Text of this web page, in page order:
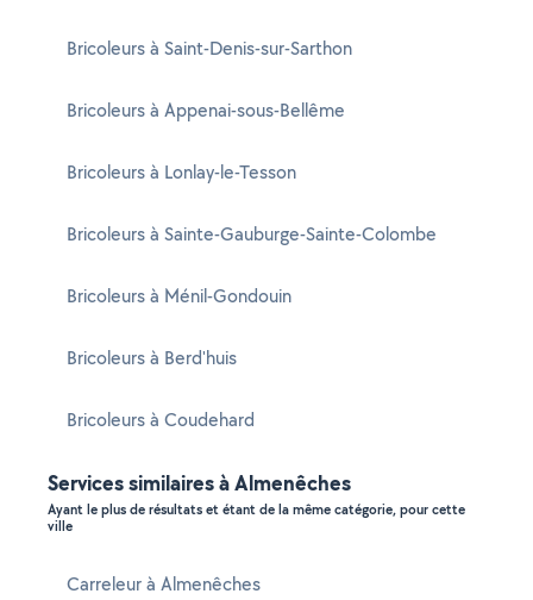
Bricoleurs à Saint-Denis-sur-Sarthon
Bricoleurs à Appenai-sous-Bellême
Bricoleurs à Lonlay-le-Tesson
Bricoleurs à Sainte-Gauburge-Sainte-Colombe
Bricoleurs à Ménil-Gondouin
Bricoleurs à Berd'huis
Bricoleurs à Coudehard
Services similaires à Almenêches
Ayant le plus de résultats et étant de la même catégorie, pour cette
ville
Carreleur à Almenêches